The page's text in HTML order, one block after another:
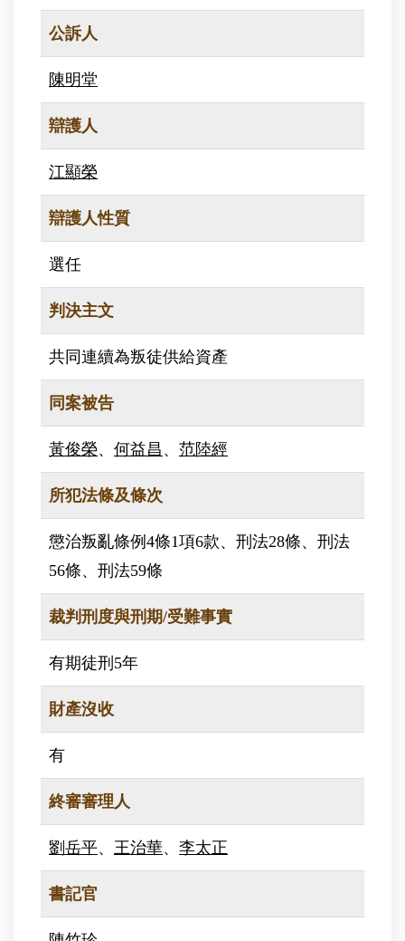
公訴人
陳明堂
辯護人
江顯榮
辯護人性質
選任
判決主文
共同連續為叛徒供給資產
同案被告
黃俊榮、 何益昌 、 范陸經
所犯法條及條次
懲治叛亂條例4條1項6款、刑法28條、刑法
56條、刑法59條
裁判刑度與刑期/受難事實
有期徒刑5年
財產沒收
有
終審審理人
劉岳平、 王治華、 李太正
書記官